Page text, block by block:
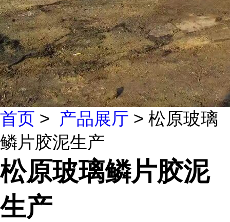
首页 > 产品展厅 > 松原玻璃
鳞片胶泥生产
松原玻璃鳞片胶泥
生产